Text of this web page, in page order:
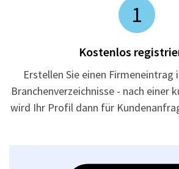
1
Kostenlos
Erstellen Sie einen Firmeneintrag
Branchenverzeichnisse - nach einer
wird Ihr Profil dann für